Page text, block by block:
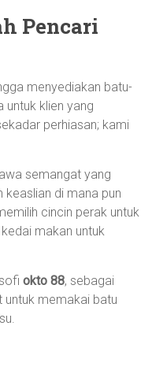
Pencari
menyediakan batu-
untuk klien yang
perhiasan; kami
semangat yang
di mana pun
cincin perak untuk
makan untuk
okto 88, sebagai
untuk memakai batu